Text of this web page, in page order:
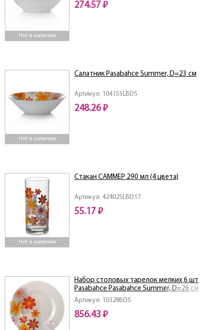
Нет в наличии
274.57 ₽
Нет в наличии
Артикул: 10415SLBD5
Салатник Pasabahce Summer, D=23 см
248.26 ₽
Нет в наличии
Артикул: 42402SLBD17
Стакан САММЕР 290 мл (4 цвета)
55.17 ₽
Артикул: 10328BD5
Набор столовых тарелок мелких 6 шт
Pasabahce Pasabahce Summer, D=26 см
856.43 ₽